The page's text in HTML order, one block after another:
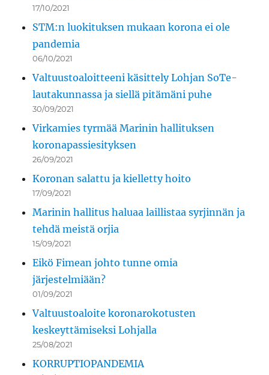
17/10/2021
STM:n luokituksen mukaan korona ei ole
pandemia
06/10/2021
Valtuustoaloitteeni käsittely Lohjan SoTe-
lautakunnassa ja siellä pitämäni puhe
30/09/2021
Virkamies tyrmää Marinin hallituksen
koronapassiesityksen
26/09/2021
Koronan salattu ja kielletty hoito
17/09/2021
Marinin hallitus haluaa laillistaa syrjinnän ja
tehdä meistä orjia
15/09/2021
Eikö Fimean johto tunne omia
järjestelmiään?
01/09/2021
Valtuustoaloite koronarokotusten
keskeyttämiseksi Lohjalla
25/08/2021
KORRUPTIOPANDEMIA